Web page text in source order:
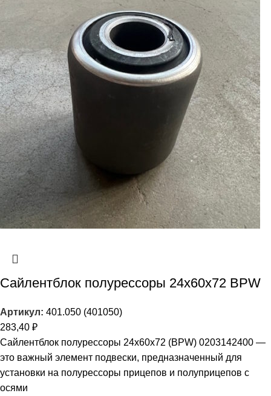
Сайлентблок полурессоры 24х60х72 BPW
Артикул: 401.050 (401050)
283,40 ₽
Сайлентблок полурессоры 24х60х72 (BPW) 0203142400 —
это важный элемент подвески, предназначенный для
установки на полурессоры прицепов и полуприцепов с
осями